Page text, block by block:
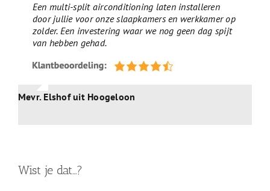
Een multi-split airconditioning laten installeren
door jullie voor onze slaapkamers en werkkamer op
zolder. Een investering waar we nog geen dag spijt
van hebben gehad.
Mevr. Elshof uit Hoogeloon
Wist je dat…?